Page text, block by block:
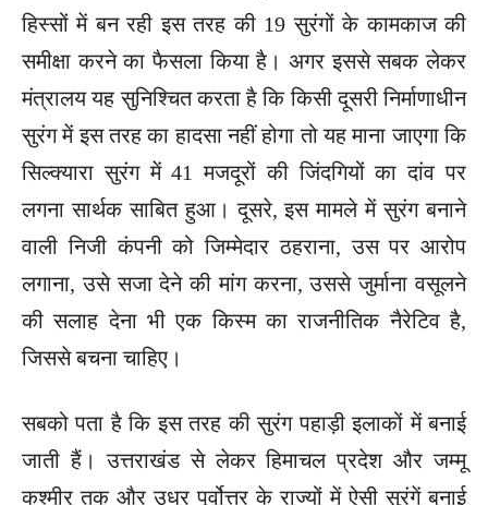
हिस्सों में बन रही इस तरह की 19 सुरंगों के कामकाज की
समीक्षा करने का फैसला किया है। अगर इससे सबक लेकर
मंत्रालय यह सुनिश्चित करता है कि किसी दूसरी निर्माणाधीन
सुरंग में इस तरह का हादसा नहीं होगा तो यह माना जाएगा कि
सिल्क्यारा सुरंग में 41 मजदूरों की जिंदगियों का दांव पर
लगना सार्थक साबित हुआ। दूसरे, इस मामले में सुरंग बनाने
वाली निजी कंपनी को जिम्मेदार ठहराना, उस पर आरोप
लगाना, उसे सजा देने की मांग करना, उससे जुर्माना वसूलने
की सलाह देना भी एक किस्म का राजनीतिक नैरेटिव है,
जिससे बचना चाहिए।
सबको पता है कि इस तरह की सुरंग पहाड़ी इलाकों में बनाई
जाती हैं। उत्तराखंड से लेकर हिमाचल प्रदेश और जम्मू
कश्मीर तक और उधर पूर्वोत्तर के राज्यों में ऐसी सुरंगें बनाई